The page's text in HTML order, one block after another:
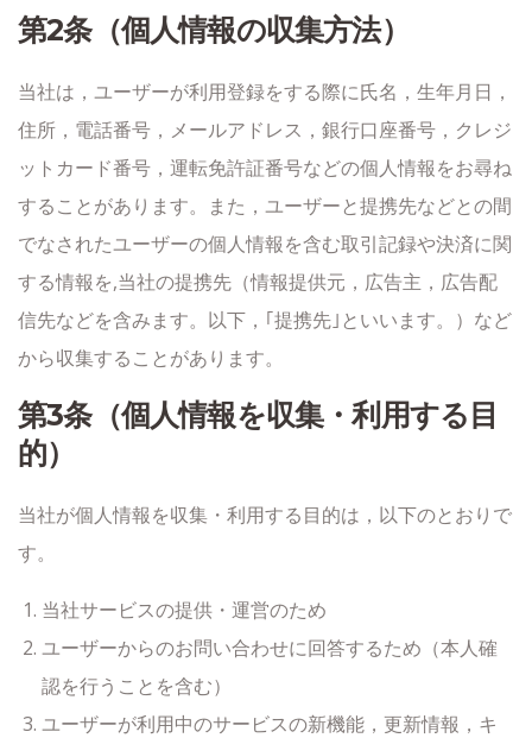
第2条（個人情報の収集方法）
当社は，ユーザーが利用登録をする際に氏名，生年月日，
住所，電話番号，メールアドレス，銀行口座番号，クレジ
ットカード番号，運転免許証番号などの個人情報をお尋ね
することがあります。また，ユーザーと提携先などとの間
でなされたユーザーの個人情報を含む取引記録や決済に関
する情報を,当社の提携先（情報提供元，広告主，広告配
信先などを含みます。以下，｢提携先｣といいます。）など
から収集することがあります。
第3条（個人情報を収集・利用する目
的）
当社が個人情報を収集・利用する目的は，以下のとおりで
す。
当社サービスの提供・運営のため
ユーザーからのお問い合わせに回答するため（本人確
認を行うことを含む）
ユーザーが利用中のサービスの新機能，更新情報，キ